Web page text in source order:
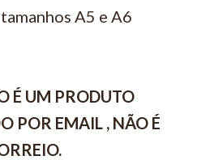
A5 e A6
É UM PRODUTO
POR EMAIL , NÃO É